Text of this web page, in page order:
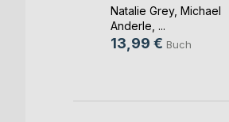
Natalie Grey, Michael
Anderle, ...
13,99 € Buch